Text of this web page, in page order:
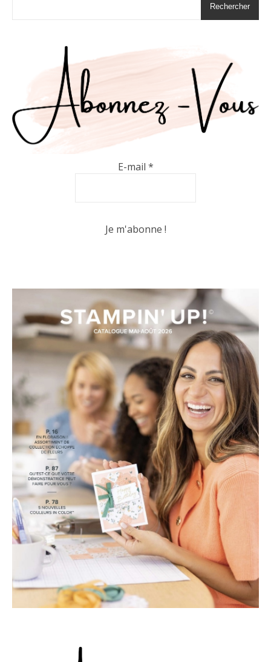
Rechercher
E-mail *